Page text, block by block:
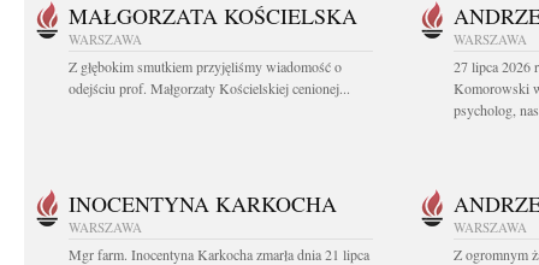
MAŁGORZATA KOŚCIELSKA
WARSZAWA
Z głębokim smutkiem przyjęliśmy wiadomość o
odejściu prof. Małgorzaty Kościelskiej cenionej...
WARSZAWA
27 lipca 2026
Komorowski
psycholog,
INOCENTYNA KARKOCHA
WARSZAWA
Mgr farm. Inocentyna Karkocha zmarła dnia 21 lipca
WARSZAWA
Z ogromnym